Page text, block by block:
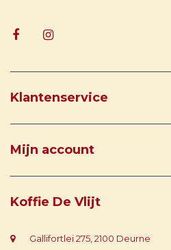
Klantenservice
Mijn account
Koffie De Vlijt
Gallifortlei 275, 2100 Deurne